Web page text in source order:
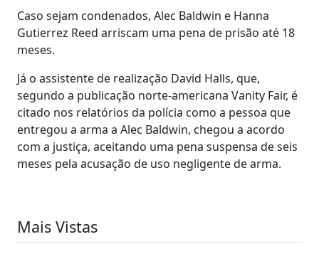
Caso sejam condenados, Alec Baldwin e Hanna
Gutierrez Reed arriscam uma pena de prisão até 18
meses.
Já o assistente de realização David Halls, que,
segundo a publicação norte-americana Vanity Fair, é
citado nos relatórios da polícia como a pessoa que
entregou a arma a Alec Baldwin, chegou a acordo
com a justiça, aceitando uma pena suspensa de seis
meses pela acusação de uso negligente de arma.
Mais Vistas